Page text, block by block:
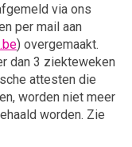
via ons
per mail aan
) overgemaakt.
dan 3 ziekteweken
attesten die
worden niet meer
worden. Zie